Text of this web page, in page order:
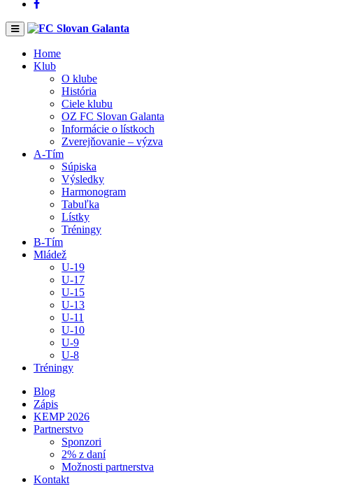
Home
Klub
O klube
História
Ciele klubu
OZ FC Slovan Galanta
Informácie o lístkoch
Zverejňovanie – výzva
A-Tím
Súpiska
Výsledky
Harmonogram
Tabuľka
Lístky
Tréningy
B-Tím
Mládež
U-19
U-17
U-15
U-13
U-11
U-10
U-9
U-8
Tréningy
Blog
Zápis
KEMP 2026
Partnerstvo
Sponzori
2% z daní
Možnosti partnerstva
Kontakt